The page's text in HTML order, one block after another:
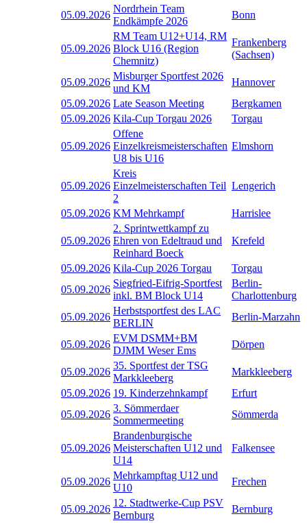
05.09.2026
Nordrhein Team
Endkämpfe 2026
Bonn
05.09.2026
RM Team U12+U14, RM
Block U16 (Region
Chemnitz)
Frankenberg
(Sachsen)
05.09.2026
Misburger Sportfest 2026
und KM
Hannover
05.09.2026 Late Season Meeting
Bergkamen
05.09.2026 Kila-Cup Torgau 2026 Torgau
05.09.2026
Offene
Einzelkreismeisterschaften
U8 bis U16
Elmshorn
05.09.2026
Kreis
Einzelmeisterschaften Teil
2
Lengerich
05.09.2026 KM Mehrkampf Harrislee
05.09.2026
2. Sprintwettkampf zu
Ehren von Edeltraud und
Reinhard Boeck
Krefeld
05.09.2026 Kila-Cup 2026 Torgau
Torgau
05.09.2026
Siegfried-Eifrig-Sportfest
inkl. BM Block U14
Berlin-
Charlottenburg
05.09.2026
Herbstsportfest des LAC
BERLIN
Berlin-Marzahn
05.09.2026
EVM DSMM+BM
DJMM Weser Ems
Dörpen
05.09.2026
35. Sportfest der TSG
Markkleeberg
Markkleeberg
05.09.2026 19. Kinderzehnkampf
Erfurt
05.09.2026
3. Sömmerdaer
Sommermeeting
Sömmerda
05.09.2026
Brandenburgische
Meisterschaften U12 und
U14
Falkensee
05.09.2026
Mehrkampftag U12 und
U10
Frechen
05.09.2026
12. Stadtwerke-Cup PSV
Bernburg
Bernburg